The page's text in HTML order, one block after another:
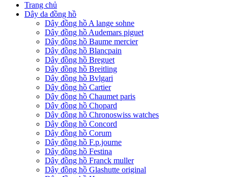
Trang chủ
Dây da đồng hồ
Dây đồng hồ A lange sohne
Dây đồng hồ Audemars piguet
Dây đồng hồ Baume mercier
Dây đồng hồ Blancpain
Dây đồng hồ Breguet
Dây đồng hồ Breitling
Dây đồng hồ Bvlgari
Dây đồng hồ Cartier
Dây đồng hồ Chaumet paris
Dây đồng hồ Chopard
Dây đồng hồ Chronoswiss watches
Dây đồng hồ Concord
Dây đồng hồ Corum
Dây đồng hồ F.p.journe
Dây đồng hồ Festina
Dây đồng hồ Franck muller
Dây đồng hồ Glashutte original